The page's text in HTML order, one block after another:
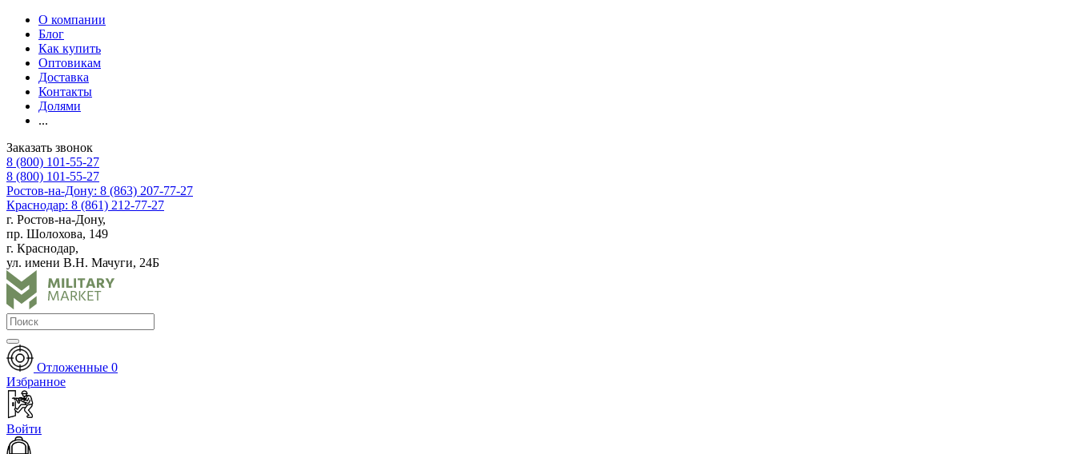
О компании
Блог
Как купить
Оптовикам
Доставка
Контакты
Долями
...
Заказать звонок
8 (800) 101-55-27
8 (800) 101-55-27
Ростов-на-Дону: 8 (863) 207-77-27
Краснодар: 8 (861) 212-77-27
г. Ростов-на-Дону,
пр. Шолохова, 149
г. Краснодар,
ул. имени В.Н. Мачуги, 24Б
Отложенные 0
Избранное
Войти